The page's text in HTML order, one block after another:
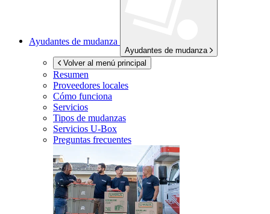
Ayudantes de mudanza
Ayudantes de mudanza
Volver al menú principal
Resumen
Proveedores locales
Cómo funciona
Servicios
Tipos de mudanzas
Servicios U-Box
Preguntas frecuentes